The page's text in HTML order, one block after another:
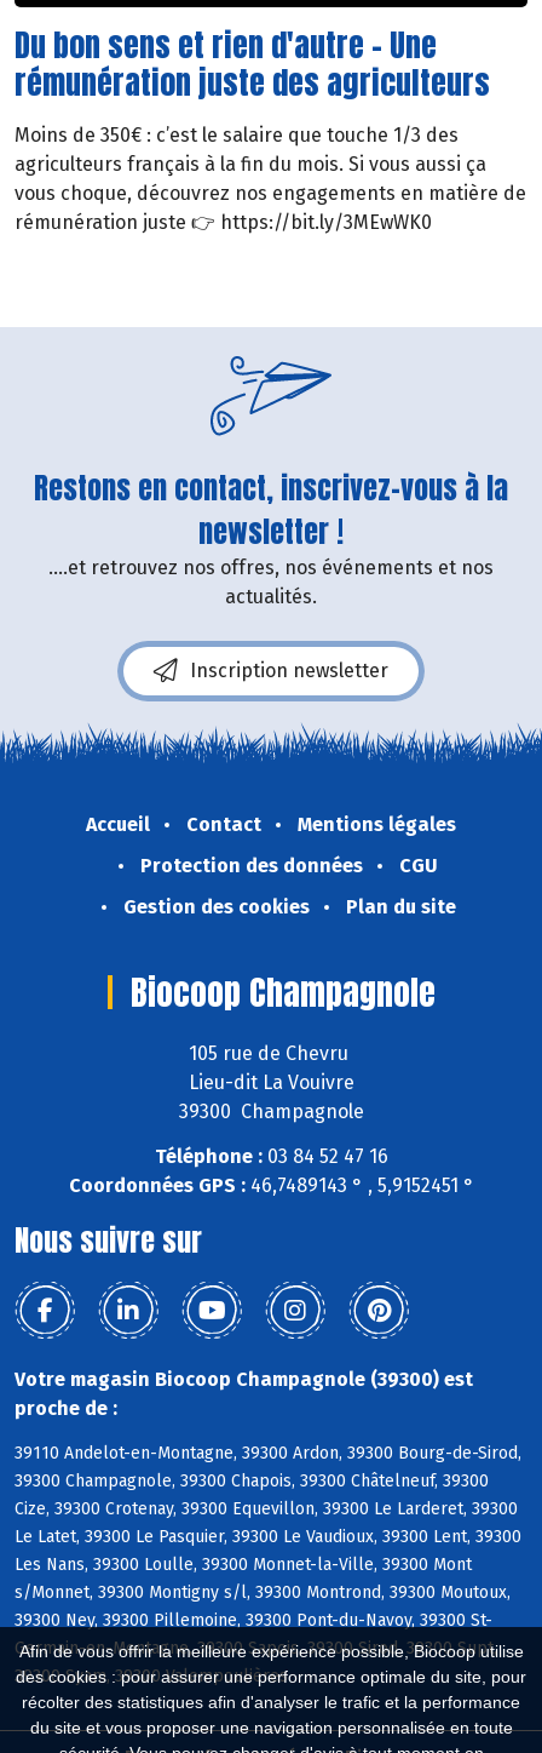
Afin de vous offrir la meilleure expérience possible, Biocoop utilise
des cookies : pour assurer une performance optimale du site, pour
récolter des statistiques afin d'analyser le trafic et la performance
du site et vous proposer une navigation personnalisée en toute
Du bon sens et rien d'autre - Une
rémunération juste des agriculteurs
Moins de 350€ : c’est le salaire que touche 1/3 des
agriculteurs français à la fin du mois. Si vous aussi ça
vous choque, découvrez nos engagements en matière de
rémunération juste 👉 https://bit.ly/3MEwWK0
Restons en contact, inscrivez-vous à la
newsletter !
....et retrouvez nos offres, nos événements et nos
actualités.
Inscription newsletter
Accueil Contact
Mentions légales
Protection des données
CGU
Gestion des cookies
Plan du site
Biocoop Champagnole
105 rue de Chevru
Lieu-dit La Vouivre
39300 Champagnole
Téléphone :03 84 52 47 16
Coordonnées GPS :46,7489143 ° , 5,9152451 °
Nous suivre sur
Votre magasin Biocoop Champagnole (39300) est
proche de :
39110 Andelot-en-Montagne, 39300 Ardon, 39300 Bourg-de-Sirod,
39300 Champagnole, 39300 Chapois, 39300 Châtelneuf, 39300
Cize, 39300 Crotenay, 39300 Equevillon, 39300 Le Larderet, 39300
Le Latet, 39300 Le Pasquier, 39300 Le Vaudioux, 39300 Lent, 39300
Les Nans, 39300 Loulle, 39300 Monnet-la-Ville, 39300 Mont
s/Monnet, 39300 Montigny s/l, 39300 Montrond, 39300 Moutoux,
39300 Ney, 39300 Pillemoine, 39300 Pont-du-Navoy, 39300 St-
Germain-en-Montagne, 39300 Sapois, 39300 Sirod, 39300 Supt,
39300 Syam, 39300 Valempoulières